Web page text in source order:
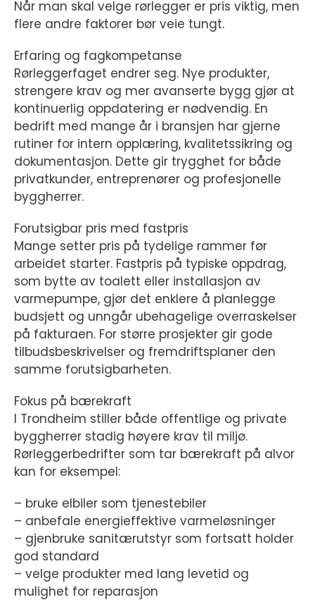
Når man skal velge rørlegger er pris viktig, men
flere andre faktorer bør veie tungt.
Erfaring og fagkompetanse
Rørleggerfaget endrer seg. Nye produkter,
strengere krav og mer avanserte bygg gjør at
kontinuerlig oppdatering er nødvendig. En
bedrift med mange år i bransjen har gjerne
rutiner for intern opplæring, kvalitetssikring og
dokumentasjon. Dette gir trygghet for både
privatkunder, entreprenører og profesjonelle
byggherrer.
Forutsigbar pris med fastpris
Mange setter pris på tydelige rammer før
arbeidet starter. Fastpris på typiske oppdrag,
som bytte av toalett eller installasjon av
varmepumpe, gjør det enklere å planlegge
budsjett og unngår ubehagelige overraskelser
på fakturaen. For større prosjekter gir gode
tilbudsbeskrivelser og fremdriftsplaner den
samme forutsigbarheten.
Fokus på bærekraft
I Trondheim stiller både offentlige og private
byggherrer stadig høyere krav til miljø.
Rørleggerbedrifter som tar bærekraft på alvor
kan for eksempel:
– bruke elbiler som tjenestebiler
– anbefale energieffektive varmeløsninger
– gjenbruke sanitærutstyr som fortsatt holder
god standard
– velge produkter med lang levetid og
mulighet for reparasjon